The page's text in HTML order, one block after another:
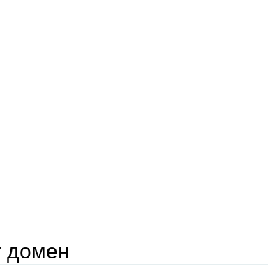
домен